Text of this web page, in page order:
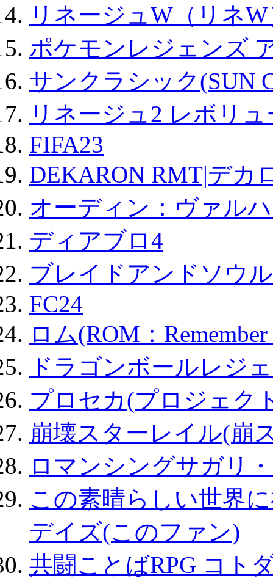
リネージュW（リネ
ポケモンレジェンズ
サンクラシック(SUN
リネージュ2 レボリ
FIFA23
DEKARON RMT|デカ
オーディン：ヴァル
ディアブロ4
ブレイドアンドソウ
FC24
ロム(ROM：
ドラゴンボールレジ
プロセカ(プロジェク
崩壊スターレイル(崩
ロマンシングサガリ
この素晴らしい世界
デイズ(このファン)
共闘ことばRPG コト